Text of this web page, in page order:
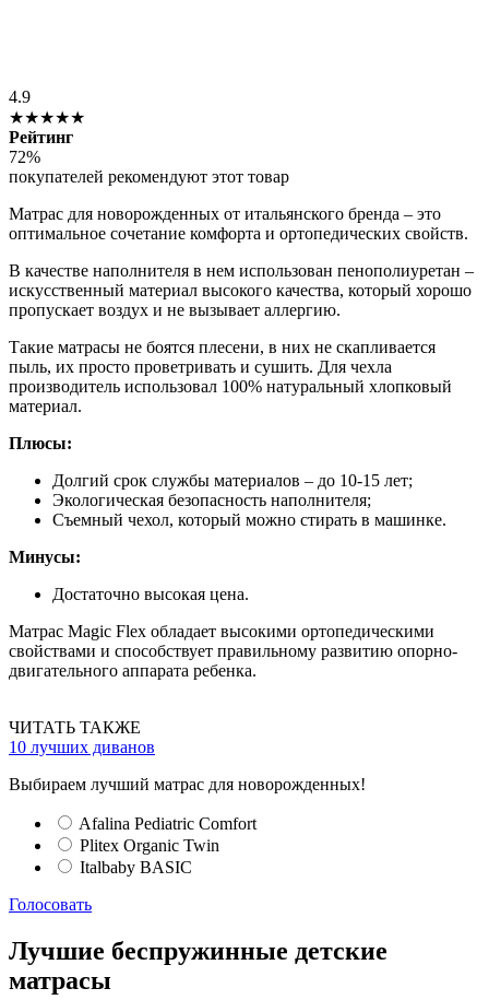
4.9
★★★★★
Рейтинг
72%
покупателей рекомендуют этот товар
Матрас для новорожденных от итальянского бренда – это
оптимальное сочетание комфорта и ортопедических свойств.
В качестве наполнителя в нем использован пенополиуретан –
искусственный материал высокого качества, который хорошо
пропускает воздух и не вызывает аллергию.
Такие матрасы не боятся плесени, в них не скапливается
пыль, их просто проветривать и сушить. Для чехла
производитель использовал 100% натуральный хлопковый
материал.
Плюсы:
Долгий срок службы материалов – до 10-15 лет;
Экологическая безопасность наполнителя;
Съемный чехол, который можно стирать в машинке.
Минусы:
Достаточно высокая цена.
Матрас Magic Flex обладает высокими ортопедическими
свойствами и способствует правильному развитию опорно-
двигательного аппарата ребенка.
ЧИТАТЬ ТАКЖЕ
10 лучших диванов
Выбираем лучший матрас для новорожденных!
Afalina Pediatric Comfort
Plitex Organic Twin
Italbaby BASIC
Голосовать
Лучшие беспружинные детские
матрасы